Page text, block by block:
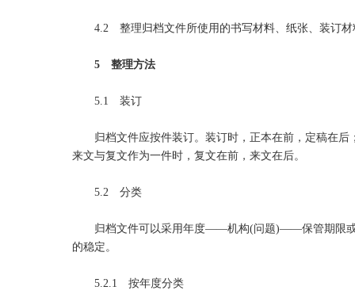
4.2 整理归档文件所使用的书写材料、纸张、装订材
5 整理方法
5.1 装订
归档文件应按件装订。装订时，正本在前，定稿在后
来文与复文作为一件时，复文在前，来文在后。
5.2 分类
归档文件可以采用年度——机构(问题)——保管期限或
的稳定。
5.2.1 按年度分类